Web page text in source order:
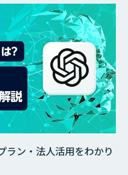
ラン・法人活用をわかり